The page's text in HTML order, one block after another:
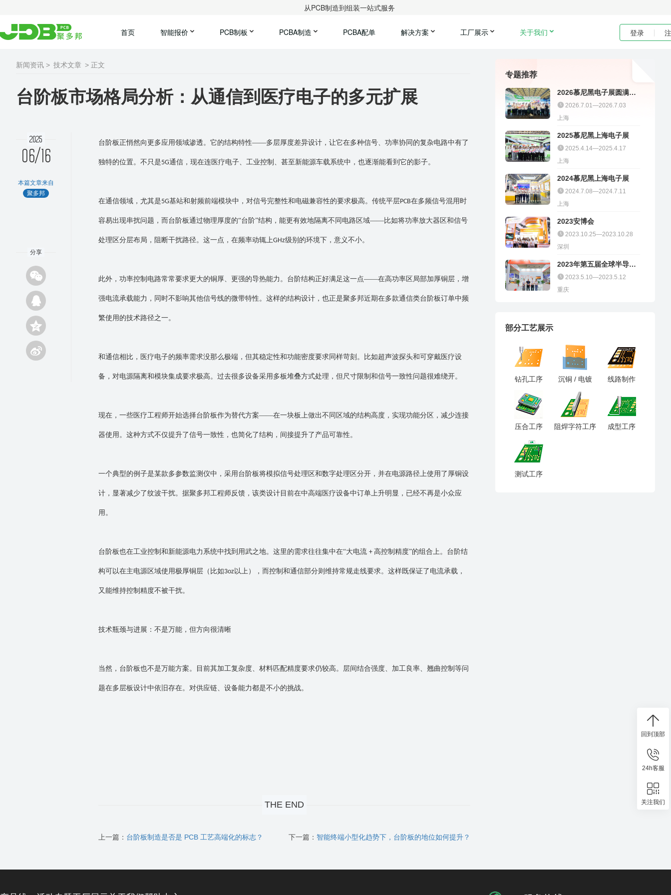
从PCB制造到组装一站式服务
首页 智能报价 PCB制板 PCBA制造 PCBA配单 解决方案 工厂展示 关于我们 登录
新闻资讯 > 技术文章 > 正文
台阶板市场格局分析：从通信到医疗电子的多元扩展
2025
06/16
本篇文章来自
聚多邦
分享
台阶板正悄然向更多应用领域渗透。它的结构特性——多层厚度差异设计，让它在多种信号、功率协同的复杂电路中有了
独特的位置。不只是5G通信，现在连医疗电子、工业控制、甚至新能源车载系统中，也逐渐能看到它的影子。
在通信领域，尤其是5G基站和射频前端模块中，对信号完整性和电磁兼容性的要求极高。传统平层PCB在多频信号混用时
容易出现串扰问题，而台阶板通过物理厚度的“台阶”结构，能更有效地隔离不同电路区域——比如将功率放大器区和信号
处理区分层布局，阻断干扰路径。这一点，在频率动辄上GHz级别的环境下，意义不小。
此外，功率控制电路常常要求更大的铜厚、更强的导热能力。台阶结构正好满足这一点——在高功率区局部加厚铜层，增
强电流承载能力，同时不影响其他信号线的微带特性。这样的结构设计，也正是聚多邦近期在多款通信类台阶板订单中频
繁使用的技术路径之一。
和通信相比，医疗电子的频率需求没那么极端，但其稳定性和功能密度要求同样苛刻。比如超声波探头和可穿戴医疗设
备，对电源隔离和模块集成要求极高。过去很多设备采用多板堆叠方式处理，但尺寸限制和信号一致性问题很难绕开。
现在，一些医疗工程师开始选择台阶板作为替代方案——在一块板上做出不同区域的结构高度，实现功能分区，减少连接
器使用。这种方式不仅提升了信号一致性，也简化了结构，间接提升了产品可靠性。
一个典型的例子是某款多参数监测仪中，采用台阶板将模拟信号处理区和数字处理区分开，并在电源路径上使用了厚铜设
计，显著减少了纹波干扰。据聚多邦工程师反馈，该类设计目前在中高端医疗设备中订单上升明显，已经不再是小众应
用。
台阶板也在工业控制和新能源电力系统中找到用武之地。这里的需求往往集中在“大电流 + 高控制精度”的组合上。台阶结
构可以在主电源区域使用极厚铜层（比如3oz 以上），而控制和通信部分则维持常规走线要求。这样既保证了电流承载，
又能维持控制精度不被干扰。
技术瓶颈与进展：不是万能，但方向很清晰
当然，台阶板也不是万能方案。目前其加工复杂度、材料匹配精度要求仍较高。层间结合强度、加工良率、翘曲控制等问
题在多层板设计中依旧存在。对供应链、设备能力都是不小的挑战。
THE END
上一篇： 台阶板制造是否是 PCB 工艺高端化的标志？ 下一篇： 智能终端小型化趋势下，台阶板的地位如何提升？
专题推荐
2026慕尼黑电子展圆满收
官｜聚多邦精彩不停
2026.7.01—2026.7.03
上海
2025慕尼黑上海电子展
2025.4.14—2025.4.17
上海
2024慕尼黑上海电子展
2024.7.08—2024.7.11
上海
2023安博会
2023.10.25—2023.10.28
深圳
2023年第五届全球半导体
产业（重庆）博览会
2023.5.10—2023.5.12
重庆
部分工艺展示
钻孔工序 沉铜 / 电镀 线路制作
压合工序 阻焊字符工序 成型工序
测试工序
回到顶部
24h客服
关注我们